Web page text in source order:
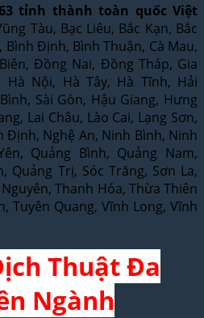
tỉnh thành toàn quốc Việt
Tàu, Bạc Liêu, Bắc Kạn, Bắc
Bình Định, Bình Thuận, Cà Mau,
Đồng Nai, Đồng Tháp, Gia
Hà Nội, Hà Tây, Hà Tĩnh, Hải
Sài Gòn, Hậu Giang, Hưng
Lai Châu, Lào Cai, Lạng Sơn,
Định, Nghệ An, Ninh Bình, Ninh
Quảng Bình, Quảng Nam,
Quảng Trị, Sóc Trăng, Sơn La,
Thanh Hóa, Thừa Thiên
Tuyên Quang, Vĩnh Long, Vĩnh
Thuật Đa
Ngành